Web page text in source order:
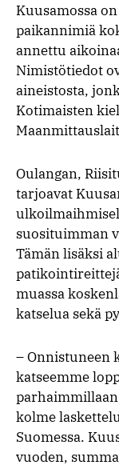
Kuusamossa
paikannimiä
annettu
Nimistötiedot
aineistosta,
Kotimaisten
Oulangan,
tarjoavat
suosituimman
Tämän lisäksi
muassa
katselua sekä
– Onnistuneen
katseemme
kolme
Suomessa.
vuoden,